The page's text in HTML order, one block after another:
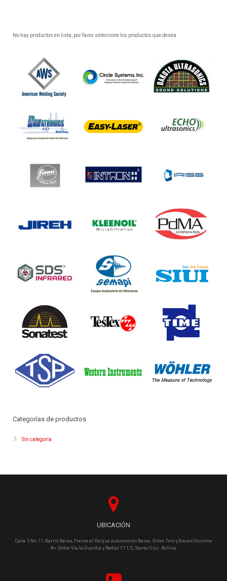
No hay productos en lista, por favor seleccione los productos que desea
Categorías de productos
Sin categoría
UBICACIÓN
Calle 5 No. 11, Barrio Berea, Frente al Parque autonomico Berea. Entre 7mo y 8vo anillo entre
Av. Doble Via la Guardia y Radial 17 1/2, Santa Cruz - Bolivia.